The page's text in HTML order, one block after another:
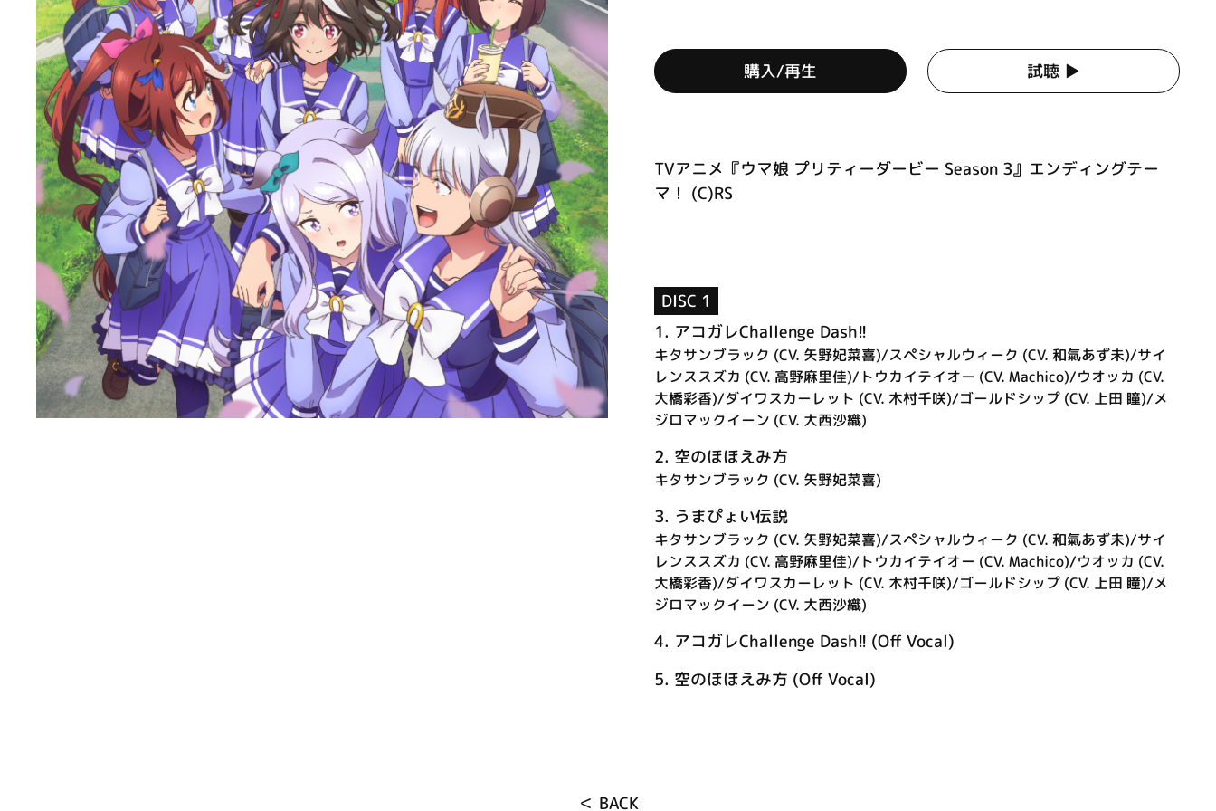
購入/再生 試聴 ▶︎
TVアニメ『ウマ娘 プリティーダービー Season 3』エンディングテー
マ！ (C)RS
DISC 1
1. アコガレChallenge Dash!!
キタサンブラック (CV. 矢野妃菜喜)/スペシャルウィーク (CV. 和氣あず未)/サイ
レンススズカ (CV. 高野麻里佳)/トウカイテイオー (CV. Machico)/ウオッカ (CV.
大橋彩香)/ダイワスカーレット (CV. 木村千咲)/ゴールドシップ (CV. 上田 瞳)/メ
ジロマックイーン (CV. 大西沙織)
2. 空のほほえみ方
キタサンブラック (CV. 矢野妃菜喜)
3. うまぴょい伝説
キタサンブラック (CV. 矢野妃菜喜)/スペシャルウィーク (CV. 和氣あず未)/サイ
レンススズカ (CV. 高野麻里佳)/トウカイテイオー (CV. Machico)/ウオッカ (CV.
大橋彩香)/ダイワスカーレット (CV. 木村千咲)/ゴールドシップ (CV. 上田 瞳)/メ
ジロマックイーン (CV. 大西沙織)
4. アコガレChallenge Dash!! (Off Vocal)
5. 空のほほえみ方 (Off Vocal)
＜ BACK